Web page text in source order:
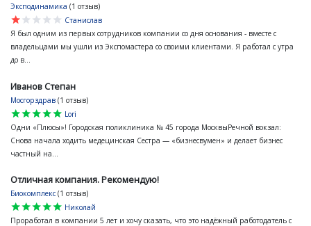
Эксподинамика (1 отзыв)
star
star
star
star
star
Станислав
Я был одним из первых сотрудников компании со дня основания - вместе с
владельцами мы ушли из Экспомастера со своими клиентами. Я работал с утра
до в...
Иванов Степан
Мосгорздрав (1 отзыв)
star
star
star
star
star
Lori
Одни «Плюсы»! Городская поликлиника № 45 города МосквыРечной вокзал:
Снова начала ходить медецинская Сестра — «бизнесвумен» и делает бизнес
частный на...
Отличная компания. Рекомендую!
Биокомплекс (1 отзыв)
star
star
star
star
star
Николай
Проработал в компании 5 лет и хочу сказать, что это надёжный работодатель с